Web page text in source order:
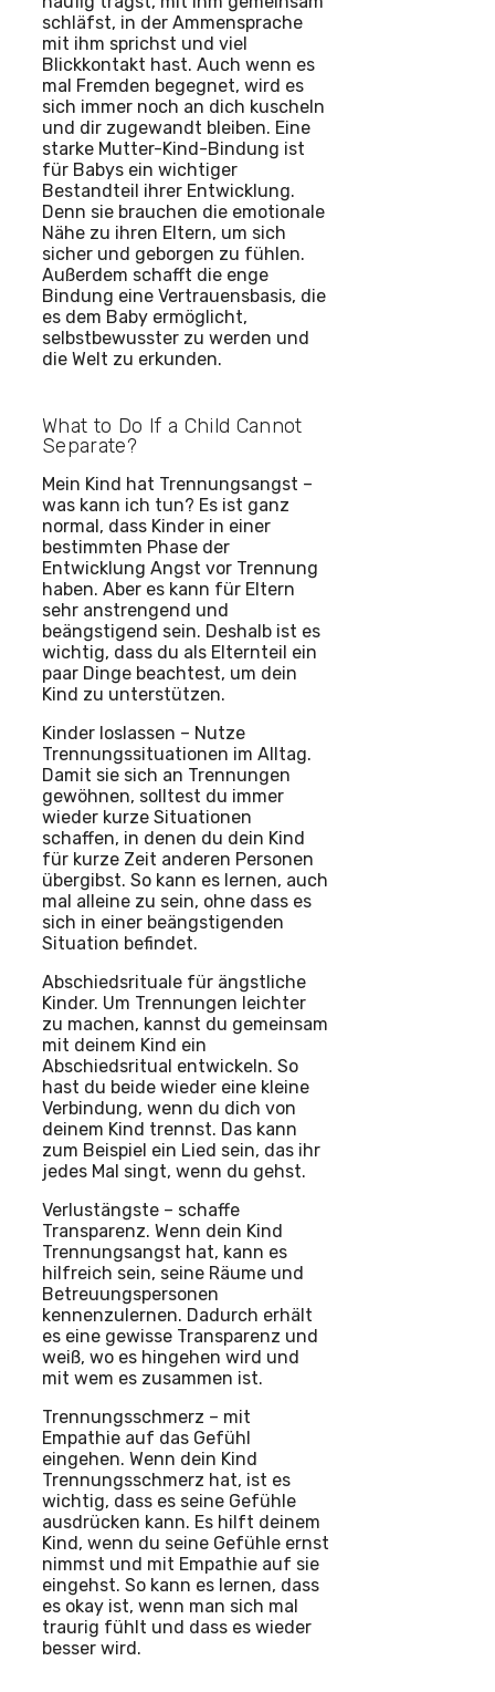
schläfst, in der Ammensprache
mit ihm sprichst und viel
Blickkontakt hast. Auch wenn es
mal Fremden begegnet, wird es
sich immer noch an dich kuscheln
und dir zugewandt bleiben. Eine
starke Mutter-Kind-Bindung ist
für Babys ein wichtiger
Bestandteil ihrer Entwicklung.
Denn sie brauchen die emotionale
Nähe zu ihren Eltern, um sich
sicher und geborgen zu fühlen.
Außerdem schafft die enge
Bindung eine Vertrauensbasis, die
es dem Baby ermöglicht,
selbstbewusster zu werden und
die Welt zu erkunden.
What to Do If a Child Cannot
Separate?
Mein Kind hat Trennungsangst –
was kann ich tun? Es ist ganz
normal, dass Kinder in einer
bestimmten Phase der
Entwicklung Angst vor Trennung
haben. Aber es kann für Eltern
sehr anstrengend und
beängstigend sein. Deshalb ist es
wichtig, dass du als Elternteil ein
paar Dinge beachtest, um dein
Kind zu unterstützen.
Kinder loslassen – Nutze
Trennungssituationen im Alltag.
Damit sie sich an Trennungen
gewöhnen, solltest du immer
wieder kurze Situationen
schaffen, in denen du dein Kind
für kurze Zeit anderen Personen
übergibst. So kann es lernen, auch
mal alleine zu sein, ohne dass es
sich in einer beängstigenden
Situation befindet.
Abschiedsrituale für ängstliche
Kinder. Um Trennungen leichter
zu machen, kannst du gemeinsam
mit deinem Kind ein
Abschiedsritual entwickeln. So
hast du beide wieder eine kleine
Verbindung, wenn du dich von
deinem Kind trennst. Das kann
zum Beispiel ein Lied sein, das ihr
jedes Mal singt, wenn du gehst.
Verlustängste – schaffe
Transparenz. Wenn dein Kind
Trennungsangst hat, kann es
hilfreich sein, seine Räume und
Betreuungspersonen
kennenzulernen. Dadurch erhält
es eine gewisse Transparenz und
weiß, wo es hingehen wird und
mit wem es zusammen ist.
Trennungsschmerz – mit
Empathie auf das Gefühl
eingehen. Wenn dein Kind
Trennungsschmerz hat, ist es
wichtig, dass es seine Gefühle
ausdrücken kann. Es hilft deinem
Kind, wenn du seine Gefühle ernst
nimmst und mit Empathie auf sie
eingehst. So kann es lernen, dass
es okay ist, wenn man sich mal
traurig fühlt und dass es wieder
besser wird.